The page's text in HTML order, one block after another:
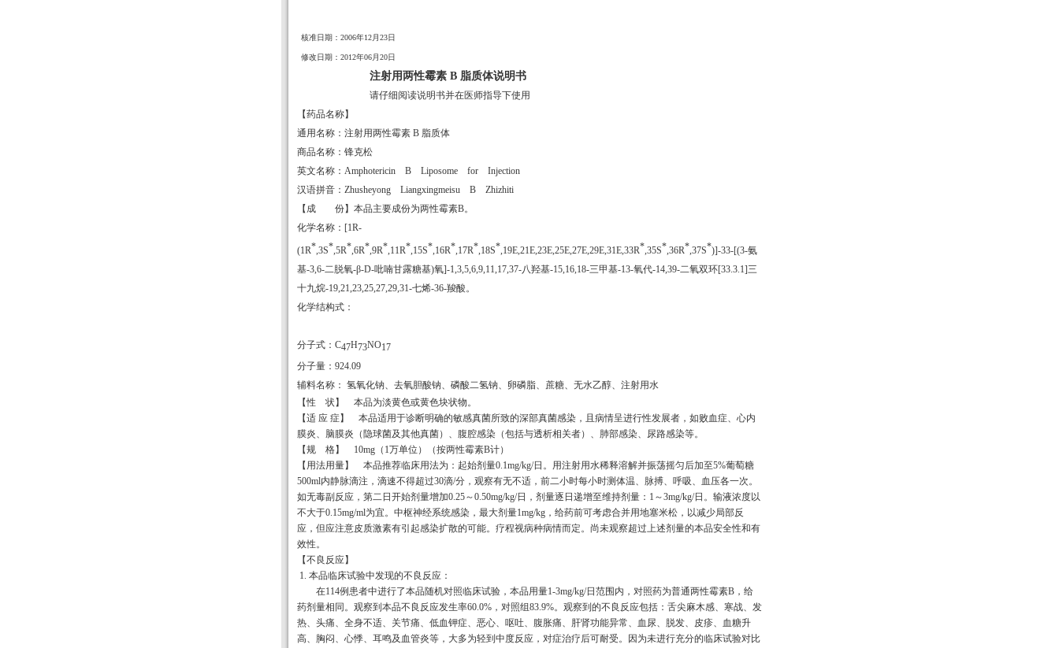
核准日期：2006年12月23日
修改日期：2012年06月20日
注射用两性霉素 B 脂质体说明书
请仔细阅读说明书并在医师指导下使用
【药品名称】
通用名称：注射用两性霉素 B 脂质体
商品名称：锋克松
英文名称： Amphotericin B Liposome for
Injection
汉语拼音： Zhusheyong Liangxingmeisu B
Zhizhiti
【成 份】本品主要成份为两性霉素B。
化学名称：[1R-
(1R*,3S*,5R*,6R*,9R*,11R*,15S*,16R*,17R*,18S*,19E,21E,23E,25E,27E,29E,31E,33R*,35S*,36R*,37S*)]-33-[(3-氨
基-3,6-二脱氧-β-D-吡喃甘露糖基)氧]-1,3,5,6,9,11,17,37-八羟基-15,16,18-三甲基-13-氧代-14,39-二氧双环[33.3.1]三
十九烷-19,21,23,25,27,29,31-七烯-36-羧酸。
化学结构式：
分子式： C47H73NO17
分子量：924.09
辅料名称： 氢氧化钠、去氧胆酸钠、磷酸二氢钠、卵磷脂、蔗糖、无水乙醇、注射用水
【性 状】 本品为淡黄色或黄色块状物。
【适 应 症】 本品适用于诊断明确的敏感真菌所致的深部真菌感染，且病情呈进行性发展者，如败血症、心内
膜炎、脑膜炎（隐球菌及其他真菌）、腹腔感染（包括与透析相关者）、肺部感染、尿路感染等。
【规 格】 10mg（1万单位）（按两性霉素B计）
【用法用量】 本品推荐临床用法为：起始剂量0.1mg/kg/日。用注射用水稀释溶解并振荡摇匀后加至5%葡萄糖
500ml内静脉滴注，滴速不得超过30滴/分，观察有无不适，前二小时每小时测体温、脉搏、呼吸、血压各一次。
如无毒副反应，第二日开始剂量增加0.25～0.50mg/kg/日，剂量逐日递增至维持剂量：1～3mg/kg/日。输液浓度以
不大于0.15mg/ml为宜。中枢神经系统感染，最大剂量1mg/kg，给药前可考虑合并用地塞米松，以减少局部反
应，但应注意皮质激素有引起感染扩散的可能。疗程视病种病情而定。尚未观察超过上述剂量的本品安全性和有
效性。
【不良反应】
1. 本品临床试验中发现的不良反应：
在114例患者中进行了本品随机对照临床试验，本品用量1-3mg/kg/日范围内，对照药为普通两性霉素B，给
药剂量相同。观察到本品不良反应发生率60.0%，对照组83.9%。观察到的不良反应包括：舌尖麻木感、寒战、发
热、头痛、全身不适、关节痛、低血钾症、恶心、呕吐、腹胀痛、肝肾功能异常、血尿、脱发、皮疹、血糖升
高、胸闷、心悸、耳鸣及血管炎等，大多为轻到中度反应，对症治疗后可耐受。因为未进行充分的临床试验对比